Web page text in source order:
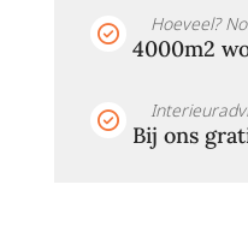
Hoeveel?
4000m2
Bij ons